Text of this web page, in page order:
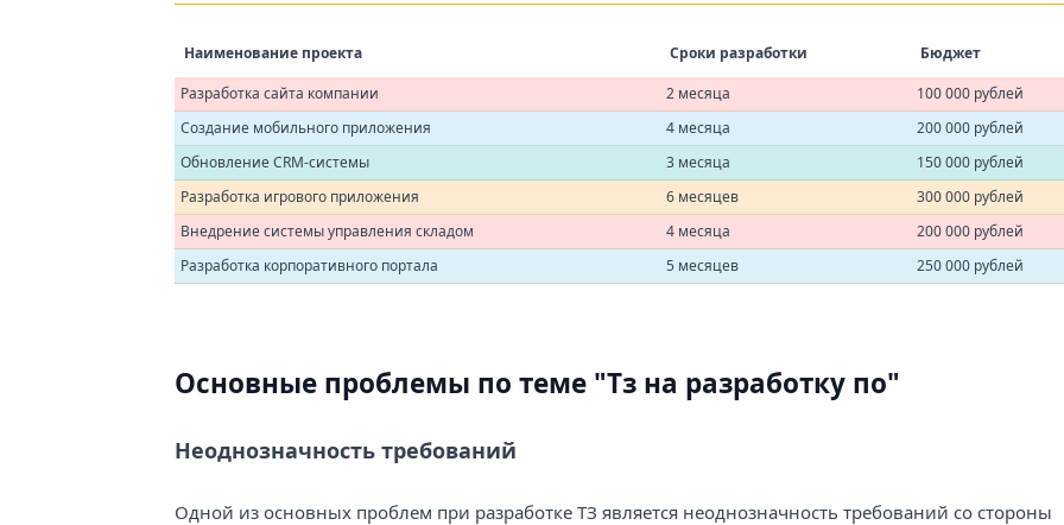
Наименование проекта Сроки разработки
Бюджет
Разработка сайта компании
2 месяца
100 000 рублей
Создание мобильного приложения
4 месяца
200 000 рублей
Обновление CRM-системы
3 месяца
150 000 рублей
Разработка игрового приложения
6 месяцев
300 000 рублей
Внедрение системы управления складом
4 месяца
200 000 рублей
Разработка корпоративного портала
5 месяцев 250 000 рублей
Основные проблемы по теме "Тз на разработку по"
Неоднозначность требований
Одной из основных проблем при разработке ТЗ является неоднозначность требований со стороны